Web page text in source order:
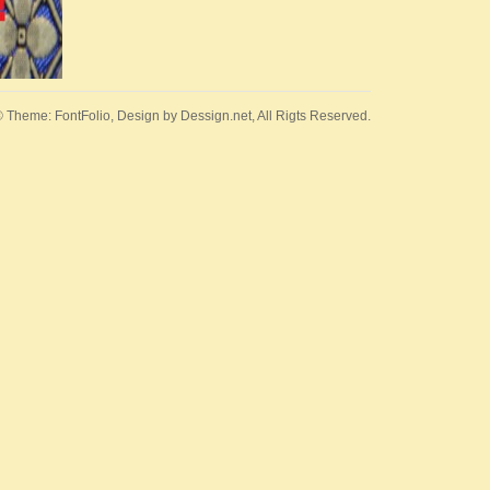
Theme: FontFolio, Design by Dessign.net, All Rigts Reserved.